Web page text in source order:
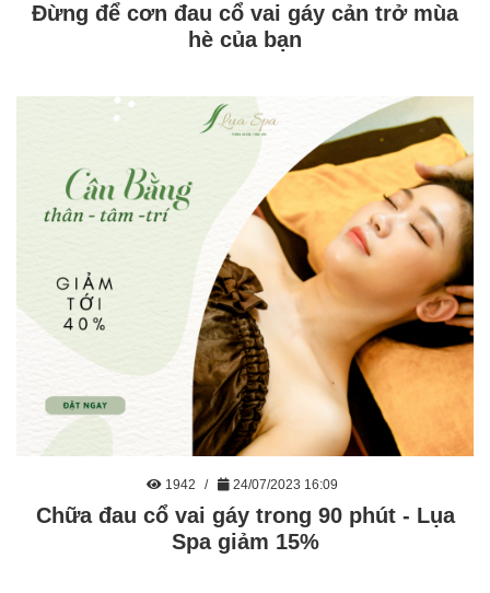
Đừng để cơn đau cổ vai gáy cản trở mùa
hè của bạn
1942 24/07/2023 16:09
Chữa đau cổ vai gáy trong 90 phút - Lụa
Spa giảm 15%